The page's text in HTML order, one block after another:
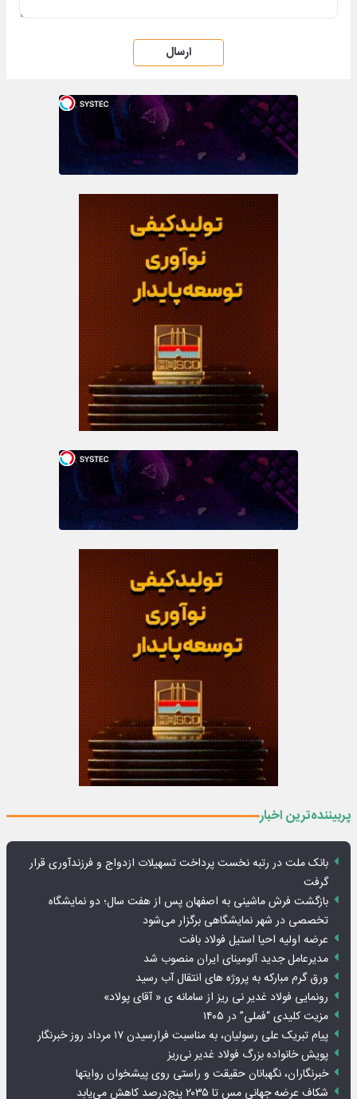
ارسال
پربیننده‌ترین اخبار
بانک ملت در رتبه نخست پرداخت تسهیلات ازدواج و فرزندآوری قرار
گرفت
بازگشت فرش ماشینی به اصفهان پس از هفت سال؛ دو نمایشگاه
تخصصی در شهر نمایشگاهی برگزار می‌شود
عرضه اولیه احیا استیل فولاد بافت
مدیرعامل جدید آلومینای ایران منصوب شد
ورق گرم مبارکه به پروژه های انتقال آب رسید
رونمایی فولاد غدیر نی ریز از سامانه ی « آقای پولاد»
مزیت کلیدی “فملی” در ۱۴۰۵
پیام تبریک علی رسولیان، به مناسبت فرارسیدن ۱۷ مرداد روز خبرنگار
پویش خانواده بزرگ فولاد غدیر نی‌ریز
خبرنگاران، نگهبانان حقیقت و راستی روی پیشخوان روایت­ها
شکاف عرضه جهانی مس تا ۲۰۳۵ پنج‌درصد کاهش می‌یابد